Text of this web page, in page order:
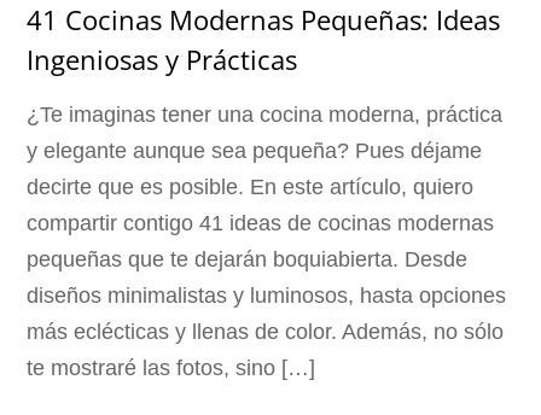
41 Cocinas Modernas Pequeñas: Ideas
Ingeniosas y Prácticas
¿Te imaginas tener una cocina moderna, práctica
y elegante aunque sea pequeña? Pues déjame
decirte que es posible. En este artículo, quiero
compartir contigo 41 ideas de cocinas modernas
pequeñas que te dejarán boquiabierta. Desde
diseños minimalistas y luminosos, hasta opciones
más eclécticas y llenas de color. Además, no sólo
te mostraré las fotos, sino […]